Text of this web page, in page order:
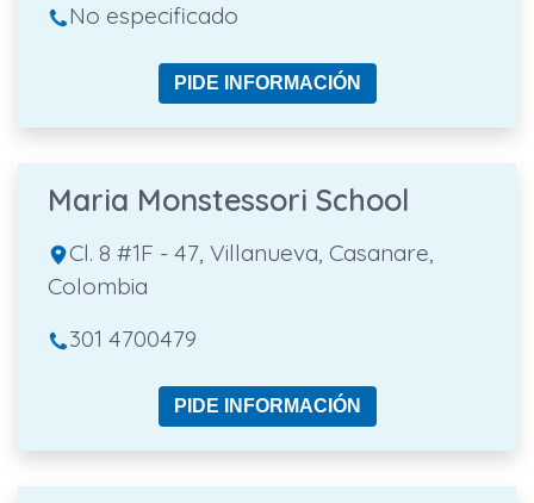
No especificado
PIDE INFORMACIÓN
Maria Monstessori School
Cl. 8 #1F - 47, Villanueva, Casanare,
Colombia
301 4700479
PIDE INFORMACIÓN